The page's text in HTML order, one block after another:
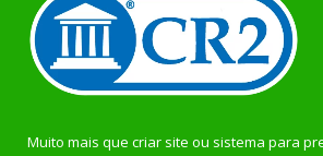
Muito mais que criar site ou sistema para